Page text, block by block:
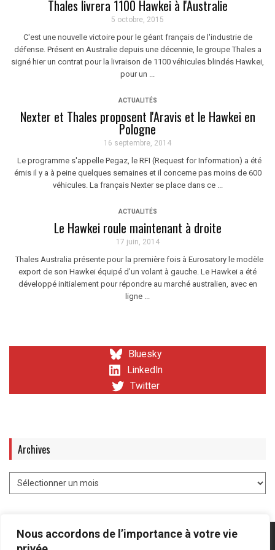
Nous accordons de l’importance à votre vie
Thales livrera 1100 Hawkei à l'Australie
5 octobre, 2015
C'est une nouvelle victoire pour le géant français de l'industrie de
défense. Présent en Australie depuis une décennie, le groupe Thales a
signé hier un contrat pour la livraison de 1100 véhicules blindés Hawkei,
pour un ...
ACTUALITÉS
Nexter et Thales proposent l'Aravis et le Hawkei en
Pologne
16 septembre, 2014
Le programme s'appelle Pegaz, le RFI (Request for Information) a été
émis il y a à peine quelques semaines et il concerne pas moins de 600
véhicules. La français Nexter se place dans ce ...
ACTUALITÉS
Le Hawkei roule maintenant à droite
17 juin, 2014
Thales Australia présente pour la première fois à Eurosatory le modèle
export de son Hawkei équipé d’un volant à gauche. Le Hawkei a été
développé initialement pour répondre au marché australien, avec en
ligne ...
Bluesky
LinkedIn
Twitter
Archives